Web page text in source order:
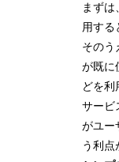
まず
用する
そのう
が既に
どを利
サービ
がユー
う利点